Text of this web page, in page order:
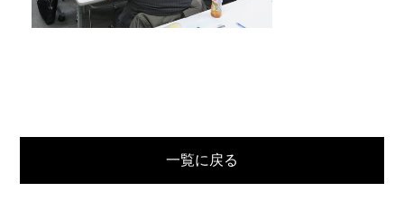
一覧に戻る